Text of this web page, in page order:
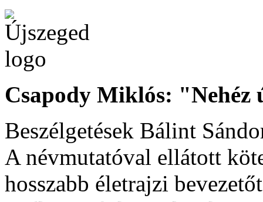
Csapody Miklós: "Nehéz
Beszélgetések Bálint
A névmutatóval ellátott
hosszabb életrajzi